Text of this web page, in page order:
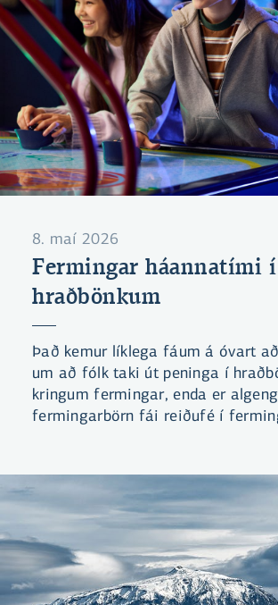
8. maí 2026
Fermingar háannatími í
hraðbönkum
Það kemur líklega fáum á óvart
um að fólk taki út peninga í
kringum fermingar, enda er
fermingarbörn fái reiðufé í